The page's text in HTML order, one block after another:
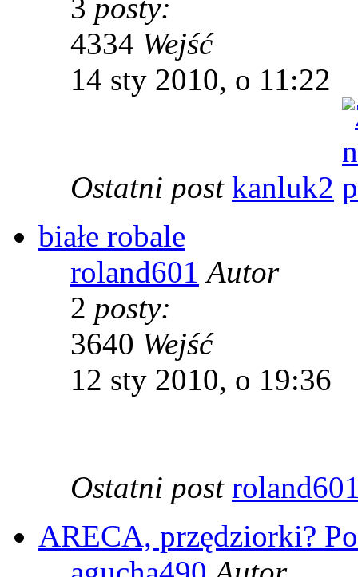
3 posty:
4334 Wejść
14 sty 2010, o 11:22
Ostatni post kanluk2
białe robale
roland601 Autor
2 posty:
3640 Wejść
12 sty 2010, o 19:36
Ostatni post
ARECA, przędziorki?